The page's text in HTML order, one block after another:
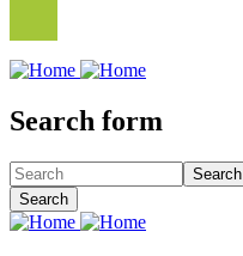
Search form
Search
Search